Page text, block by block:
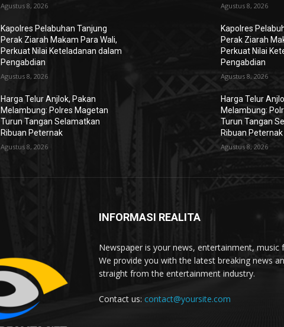
Agustus 8, 2026
Kapolres Pelabuhan Tanjung
Perak Ziarah Makam Para Wali,
Perkuat Nilai Keteladanan dalam
Pengabdian
Agustus 8, 2026
Harga Telur Anjlok, Pakan
Melambung: Polres Magetan
Turun Tangan Selamatkan
Ribuan Peternak
Agustus 8, 2026
Agustus 8, 2026
Kapolres
Perak Ziarah
Perkuat Nilai
Pengabdian
Agustus 8, 2026
Harga Telur
Melambung:
Turun Tangan
Ribuan Peternak
Agustus 8, 2026
INFORMASI REALITA
Newspaper is your news, entertainment, music
We provide you with the latest breaking news
straight from the entertainment industry.
Contact us: contact@yoursite.com